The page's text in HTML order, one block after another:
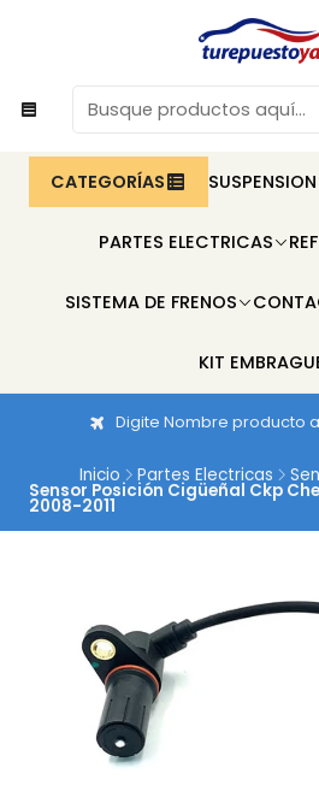
CATEGORÍAS SUSPENSION
PARTES ELECTRICAS
SISTEMA DE FRENOS
KIT
Digite Nombre producto
Inicio Partes Electricas
Sensor Posición Cigüeñal Ckp
2008-2011